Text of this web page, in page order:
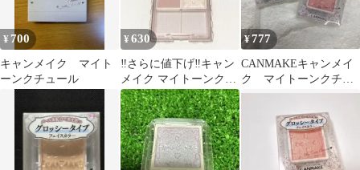
¥ 700
キャンメイク マイト
ーンクチュール
¥630
‼️さらに値下げ‼️キャン
メイク マイトーンクチ
ュール 2色セット パレ
ット付き
¥777
CANMAKEキャンメイ
ク マイトーンクチュ
ールGT02 2個